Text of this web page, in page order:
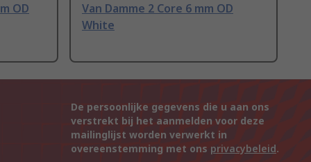
OD
Van Damme 2 Core 6 mm OD
White
De persoonlijke gegevens die u aan ons
verstrekt bij het aanmelden voor deze
mailinglijst worden verwerkt in
overeenstemming met ons privacybeleid.